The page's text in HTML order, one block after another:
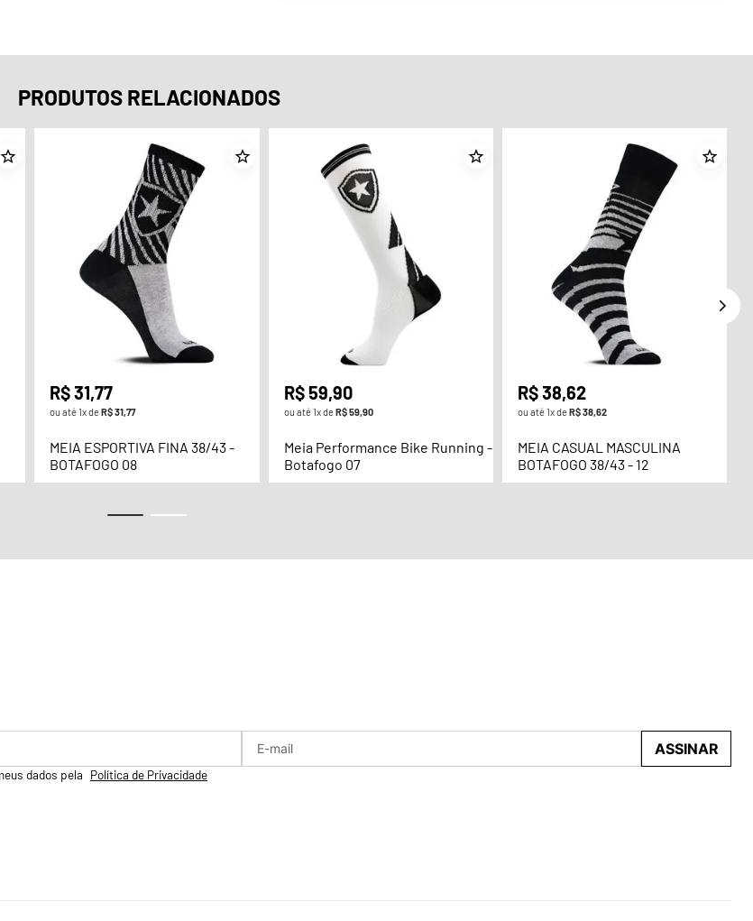
PRODUTOS RELACIONADOS
R$31,77
ou até1x deR$31,77
MEIA ESPORTIVA FINA 38/43 -
BOTAFOGO 08
R$59,90
ou até1x deR$59,90
Meia Performance Bike Running -
Botafogo 07
R$38,62
ou até1x deR$38,62
MEIA CASUAL MASCULINA
BOTAFOGO 38/43 - 12
ASSINAR
dados pela Política de Privacidade